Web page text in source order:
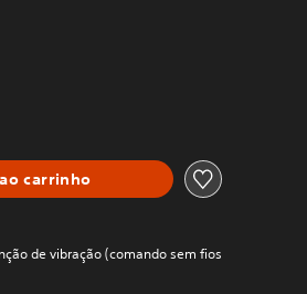
carrinho
de vibração (comando sem fios